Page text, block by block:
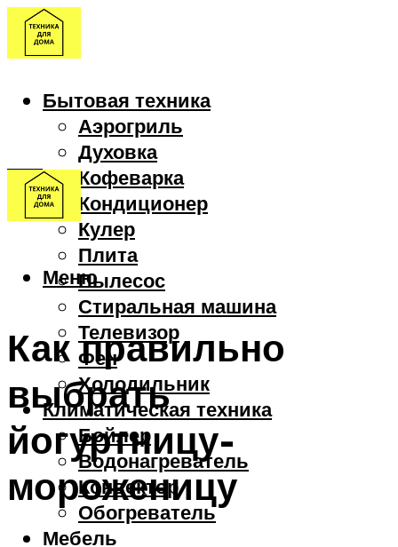
Бытовая техника
Аэрогриль
Духовка
Кофеварка
Кондиционер
Кулер
Плита
Пылесос
Стиральная машина
Телевизор
Фен
Холодильник
Климатическая техника
Бойлер
Водонагреватель
Конвектор
Обогреватель
Мебель
Меню
Как правильно
выбрать
йогуртницу-
мороженицу